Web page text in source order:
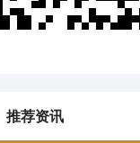
推荐资讯